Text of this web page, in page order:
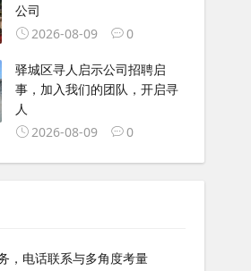
公司
2026-08-09
0
驿城区寻人启示公司招聘启
事，加入我们的团队，开启寻
人
2026-08-09
0
，电话联系与多角度考量